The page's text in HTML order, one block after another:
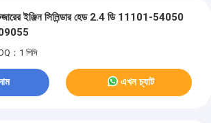
ইঞ্জিন সিলিন্ডার হেড 2.4 ডি 11101-54050
：1 পিসি
এখন চ্যাট